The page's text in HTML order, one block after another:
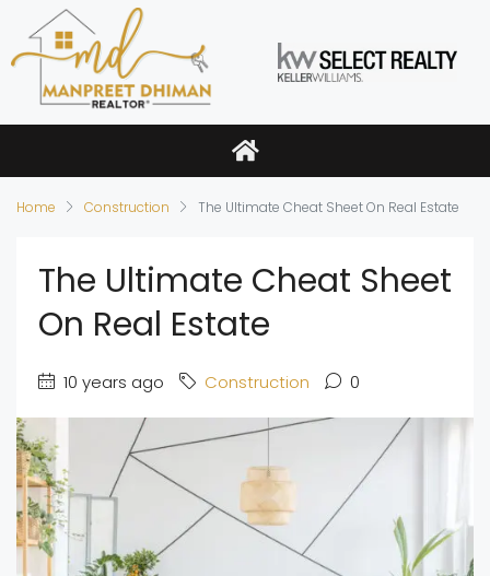
Home Construction The Ultimate Cheat Sheet On Real Estate
The Ultimate Cheat Sheet
On Real Estate
10 years ago Construction 0